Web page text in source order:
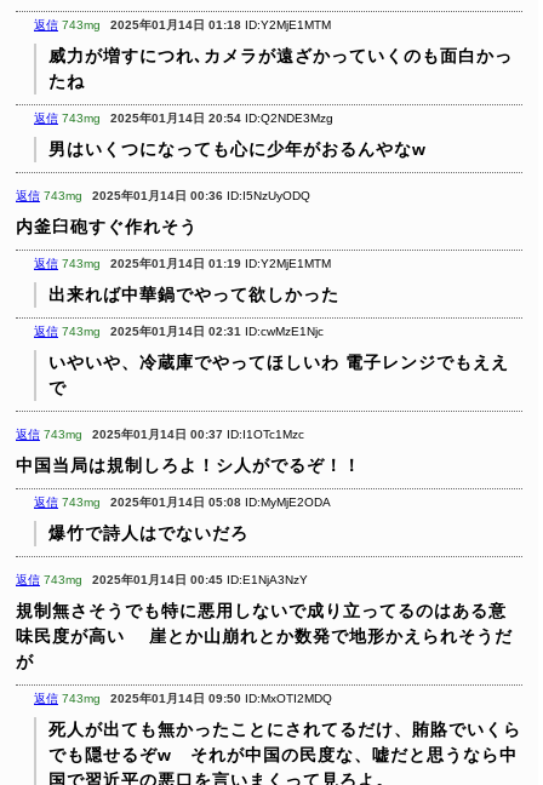
返信 743mg 2025年01月14日 01:18 ID:Y2MjE1MTM
威力が増すにつれ､カメラが遠ざかっていくのも面白かっ
たね
返信 743mg 2025年01月14日 20:54 ID:Q2NDE3Mzg
男はいくつになっても心に少年がおるんやなw
返信 743mg 2025年01月14日 00:36 ID:I5NzUyODQ
内釜臼砲すぐ作れそう
返信 743mg 2025年01月14日 01:19 ID:Y2MjE1MTM
出来れば中華鍋でやって欲しかった
返信 743mg 2025年01月14日 02:31 ID:cwMzE1Njc
いやいや、冷蔵庫でやってほしいわ 電子レンジでもええ
で
返信 743mg 2025年01月14日 00:37 ID:I1OTc1Mzc
中国当局は規制しろよ！シ人がでるぞ！！
返信 743mg 2025年01月14日 05:08 ID:MyMjE2ODA
爆竹で詩人はでないだろ
返信 743mg 2025年01月14日 00:45 ID:E1NjA3NzY
規制無さそうでも特に悪用しないで成り立ってるのはある意
味民度が高い
崖とか山崩れとか数発で地形かえられそうだ
が
返信 743mg 2025年01月14日 09:50 ID:MxOTI2MDQ
死人が出ても無かったことにされてるだけ、賄賂でいくら
でも隠せるぞw それが中国の民度な、嘘だと思うなら中
国で習近平の悪口を言いまくって見ろよ。